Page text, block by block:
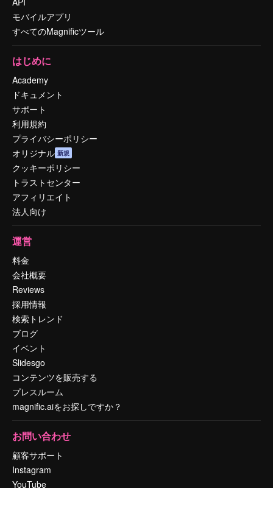
モバイルアプリ
すべてのMagnificツール
はじめに
Academy
ドキュメント
サポート
利用規約
プライバシーポリシー
オリジナル 新規
クッキーポリシー
トラストセンター
アフィリエイト
法人向け
運営
料金
会社概要
Reviews
採用情報
検索トレンド
ブログ
イベント
Slidesgo
コンテンツを販売する
プレスルーム
magnific.aiをお探しですか？
お問い合わせ
顧客サポート
Instagram
YouTube